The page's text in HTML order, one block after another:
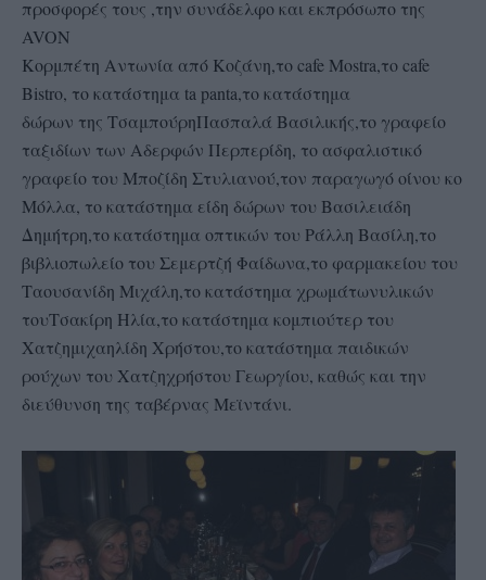
προσφορές τους ,την συνάδελφο και εκπρόσωπο της
AVON
Koρμπέτη Αντωνία από Κοζάνη,το cafe Mostra,το cafe
Bistro, το κατάστημα ta panta,το κατάστημα
δώρων της ΤσαμπούρηΠασπαλά Βασιλικής,το γραφείο
ταξιδίων των Αδερφών Περπερίδη, το ασφαλιστικό
γραφείο του Μποζίδη Στυλιανού,τον παραγωγό οίνου κο
Μόλλα, το κατάστημα είδη δώρων του Βασιλειάδη
Δημήτρη,το κατάστημα οπτικών του Ράλλη Βασίλη,το
βιβλιοπωλείο του Σεμερτζή Φαίδωνα,το φαρμακείου του
Ταουσανίδη Μιχάλη,το κατάστημα χρωμάτωνυλικών
τουΤσακίρη Ηλία,το κατάστημα κομπιούτερ του
Χατζημιχαηλίδη Χρήστου,το κατάστημα παιδικών
ρούχων του Χατζηχρήστου Γεωργίου, καθώς και την
διεύθυνση της ταβέρνας Μεϊντάνι.